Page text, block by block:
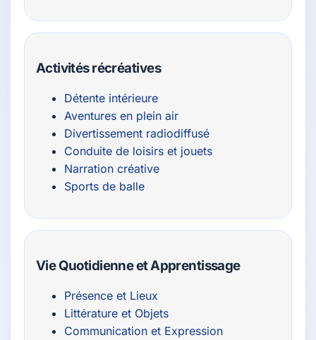
Activités récréatives
Détente intérieure
Aventures en plein air
Divertissement radiodiffusé
Conduite de loisirs et jouets
Narration créative
Sports de balle
Vie Quotidienne et Apprentissage
Présence et Lieux
Littérature et Objets
Communication et Expression